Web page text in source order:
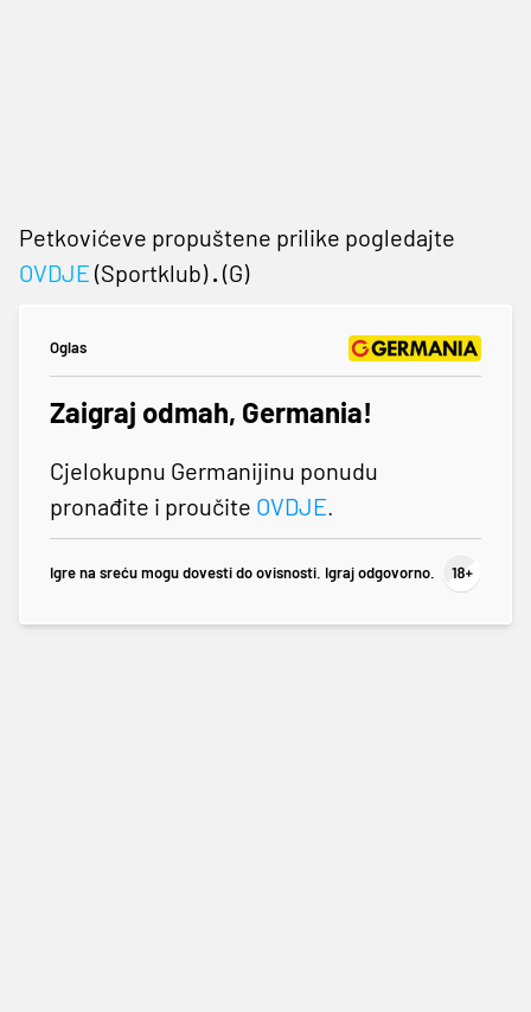
Petkovićeve propuštene prilike pogledajte
OVDJE (Sportklub).(G)
Oglas
Zaigraj odmah, Germania!
Cjelokupnu Germanijinu ponudu
pronađite i proučite OVDJE.
Igre na sreću mogu dovesti do ovisnosti. Igraj odgovorno.